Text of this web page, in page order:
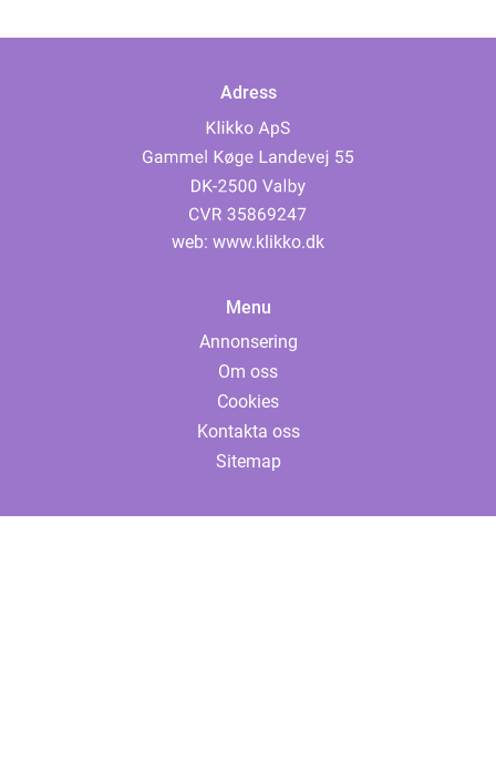
Adress
web: www.klikko.dk
Menu
Annonsering
Om oss
Cookies
Kontakta oss
Sitemap